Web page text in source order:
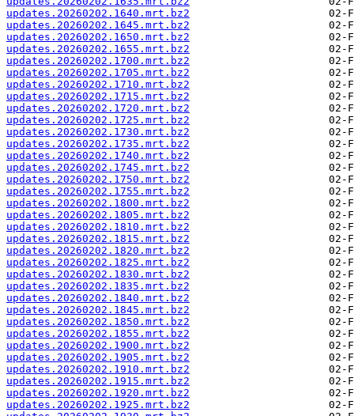
updates.20260202.1640.mrt.bz2
updates.20260202.1645.mrt.bz2
updates.20260202.1650.mrt.bz2
updates.20260202.1655.mrt.bz2
updates.20260202.1700.mrt.bz2
updates.20260202.1705.mrt.bz2
updates.20260202.1710.mrt.bz2
updates.20260202.1715.mrt.bz2
updates.20260202.1720.mrt.bz2
updates.20260202.1725.mrt.bz2
updates.20260202.1730.mrt.bz2
updates.20260202.1735.mrt.bz2
updates.20260202.1740.mrt.bz2
updates.20260202.1745.mrt.bz2
updates.20260202.1750.mrt.bz2
updates.20260202.1755.mrt.bz2
updates.20260202.1800.mrt.bz2
updates.20260202.1805.mrt.bz2
updates.20260202.1810.mrt.bz2
updates.20260202.1815.mrt.bz2
updates.20260202.1820.mrt.bz2
updates.20260202.1825.mrt.bz2
updates.20260202.1830.mrt.bz2
updates.20260202.1835.mrt.bz2
updates.20260202.1840.mrt.bz2
updates.20260202.1845.mrt.bz2
updates.20260202.1850.mrt.bz2
updates.20260202.1855.mrt.bz2
updates.20260202.1900.mrt.bz2
updates.20260202.1905.mrt.bz2
updates.20260202.1910.mrt.bz2
updates.20260202.1915.mrt.bz2
updates.20260202.1920.mrt.bz2
updates.20260202.1925.mrt.bz2